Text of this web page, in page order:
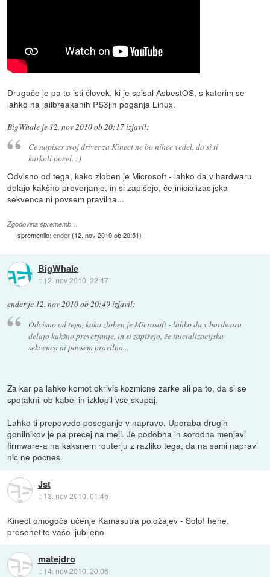
Drugače je pa to isti človek, ki je spisalAsbestOS, s katerim se
lahko na jailbreakanih PS3jih poganja Linux.
BigWhale je 12. nov 2010 ob 20:17izjavil:
Ce napises svoj driver za Kinect ne bo nihce vedel, da si ti
karkoli pocel. :)
Odvisno od tega, kako zloben je Microsoft - lahko da v hardwaru
delajo kakšno preverjanje, in si zapišejo, če inicializacijska
sekvenca ni povsem pravilna...
Zgodovina sprememb…
spremenilo:ender(12. nov 2010 ob 20:51)
BigWhale
:: 12. nov 2010, 22:47
enderje 12. nov 2010 ob 20:49izjavil:
Odvisno od tega, kako zloben je Microsoft - lahko da v hardwaru
delajo kakšno preverjanje, in si zapišejo, če inicializacijska
sekvenca ni povsem pravilna...
Za kar pa lahko komot okrivis kozmicne zarke ali pa to, da si se
spotaknil ob kabel in izklopil vse skupaj.
Lahko ti prepovedo poseganje v napravo. Uporaba drugih
gonilnikov je pa precej na meji. Je podobna in sorodna menjavi
firmware-a na kaksnem routerju z razliko tega, da na sami napravi
nic ne pocnes.
Jst
:: 13. nov 2010, 01:45
Kinect omogoča učenje Kamasutra položajev - Solo! hehe,
presenetite vašo ljubljeno.
matejdro
:: 14. nov 2010, 20:06